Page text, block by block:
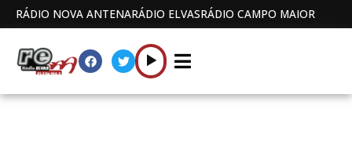
RÁDIO NOVA ANTENARÁDIO ELVASRÁDIO CAMPO MAIOR